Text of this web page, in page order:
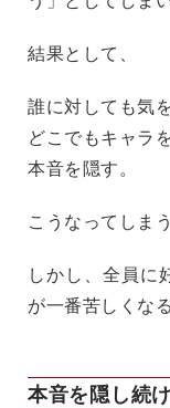
結果として、
誰に対しても気
どこでもキャラ
本音を隠す。
こうなってしまう
しかし、全員に
が一番苦しくな
本音を隠し続